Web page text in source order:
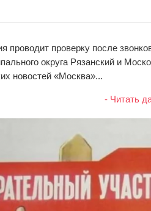
проводит проверку после
округа Рязанский и
новостей «Москва»...
- Читать